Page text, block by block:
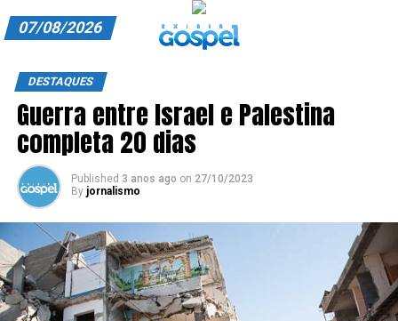
ANUNCIE CONOSCO
ASSINE
CARRINHO
EDITORIAL
ENTREVISTAS
EXPEDIENTE
07/08/2026
DESTAQUES
Guerra entre Israel e Palestina
completa 20 dias
Published 3 anos ago on 27/10/2023
By jornalismo